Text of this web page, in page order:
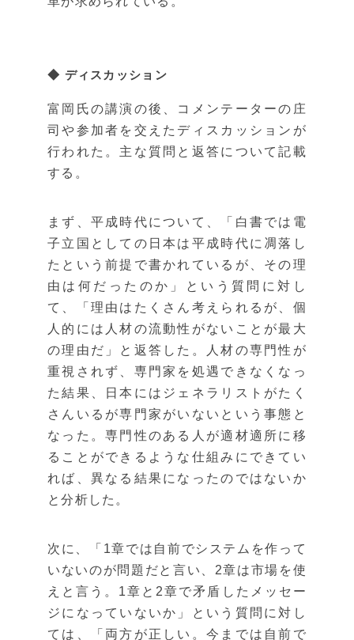
◆ ディスカッション
富岡氏の講演の後、コメンテーターの庄
司や参加者を交えたディスカッションが
行われた。主な質問と返答について記載
する。
まず、平成時代について、「白書では電
子立国としての日本は平成時代に凋落し
たという前提で書かれているが、その理
由は何だったのか」という質問に対し
て、「理由はたくさん考えられるが、個
人的には人材の流動性がないことが最大
の理由だ」と返答した。人材の専門性が
重視されず、専門家を処遇できなくなっ
た結果、日本にはジェネラリストがたく
さんいるが専門家がいないという事態と
なった。専門性のある人が適材適所に移
ることができるような仕組みにできてい
れば、異なる結果になったのではないか
と分析した。
次に、「1章では自前でシステムを作って
いないのが問題だと言い、2章は市場を使
えと言う。1章と2章で矛盾したメッセー
ジになっていないか」という質問に対し
ては、「両方が正しい。今までは自前で